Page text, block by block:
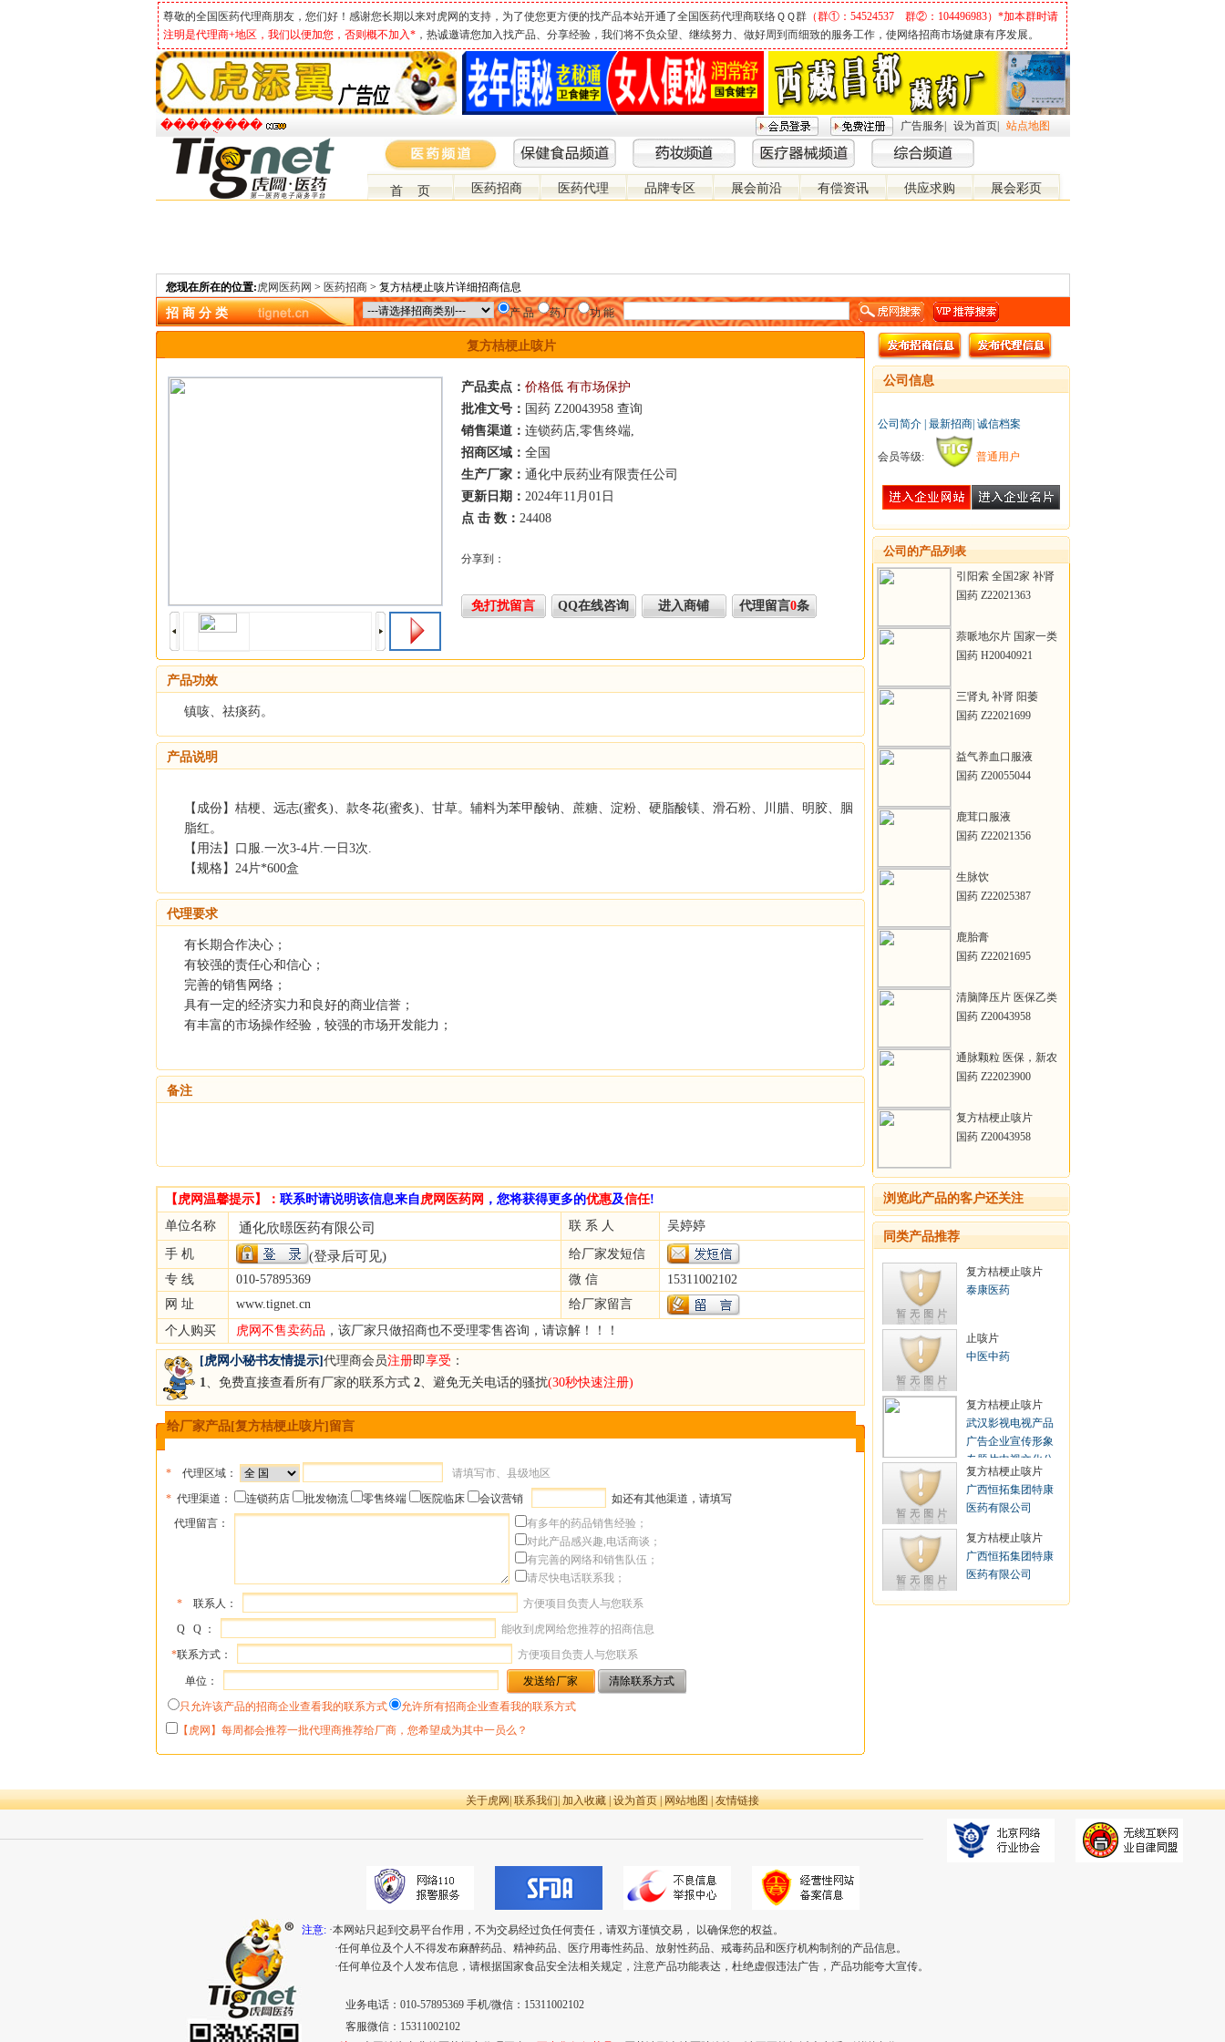
尊敬的全国医药代理商朋友，您们好！感谢您长期以来对虎网的支持，为了使您更方便的找产品本站开通了全国医药代理商联络ＱＱ群 （群①：54524537 群②：104496983）*加本群时请
注明是代理商+地区，我们以便加您，否则概不加入* ，热诚邀请您加入找产品、分享经验，我们将不负众望、继续努力、做好周到而细致的服务工作，使网络招商市场健康有序发展。
�����ֻ��� 广告服务| 设为首页| 站点地图
首 页 医药招商 医药代理 品牌专区 展会前沿 有偿资讯 供应求购 展会彩页
您现在所在的位置:虎网医药网 > 医药招商> 复方桔梗止咳片详细招商信息
招 商 分 类 产 品 药 厂 功 能
复方桔梗止咳片
产品卖点： 价格低 有市场保护
批准文号： 国药 Z20043958 查询
销售渠道： 连锁药店,零售终端,
招商区域： 全国
生产厂家： 通化中辰药业有限责任公司
更新日期： 2024年11月01日
点 击 数： 24408
分享到：
免打扰留言 QQ在线咨询 进入商铺 代理留言0条
产品功效
镇咳、祛痰药。
产品说明
【成份】桔梗、远志(蜜炙)、款冬花(蜜炙)、甘草。辅料为苯甲酸钠、蔗糖、淀粉、硬脂酸镁、滑石粉、川腊、明胶、胭
脂红。
【用法】口服.一次3-4片.一日3次.
【规格】24片*600盒
代理要求
有长期合作决心；
有较强的责任心和信心；
完善的销售网络；
具有一定的经济实力和良好的商业信誉；
有丰富的市场操作经验，较强的市场开发能力；
备注
【虎网温馨提示】： 联系时请说明该信息来自虎网医药网 ，您将获得更多的优惠及信任!
单位名称
通化欣暻医药有限公司 联 系 人 吴婷婷
手 机 (登录后可见)
给厂家发短信
专 线
010-57895369 微 信
15311002102
网 址
www.tignet.cn
给厂家留言
个人购买
虎网不售卖药品 ，该厂家只做招商也不受理零售咨询，请谅解！！！
[虎网小秘书友情提示]代理商会员注册即享受 ：
1、免费直接查看所有厂家的联系方式2、避免无关电话的骚扰(30秒快速注册)
给厂家产品[复方桔梗止咳片]留言
*代理区域：
请填写市、县级地区
*代理渠道： 连锁药店 批发物流 零售终端 医院临床 会议营销
如还有其他渠道，请填写
代理留言：
有多年的药品销售经验；
对此产品感兴趣,电话商谈；
有完善的网络和销售队伍；
请尽快电话联系我；
*联系人：
方便项目负责人与您联系
Q Q ：
能收到虎网给您推荐的招商信息
*联系方式： 方便项目负责人与您联系
单位：
只允许该产品的招商企业查看我的联系方式
允许所有招商企业查看我的联系方式
【虎网】每周都会推荐一批代理商推荐给厂商，您希望成为其中一员么？
公司信息
公司简介| 最新招商| 诚信档案
会员等级: 普通用户
公司的产品列表
引阳索 全国2家 补肾
壮阳
国药 Z22021363
萘哌地尔片 国家一类
新药 国家医保
国药 H20040921
三肾丸 补肾 阳萎
国药 Z22021699
益气养血口服液
国药 Z20055044
鹿茸口服液
国药 Z22021356
生脉饮
国药 Z22025387
鹿胎膏
国药 Z22021695
清脑降压片 医保乙类
国药 Z20043958
通脉颗粒 医保，新农
合
国药 Z22023900
复方桔梗止咳片
国药 Z20043958
浏览此产品的客户还关注
同类产品推荐
复方桔梗止咳片
泰康医药
止咳片
中医中药
复方桔梗止咳片
武汉影视电视产品
广告企业宣传形象
专题片中视文化公
司
复方桔梗止咳片
广西恒拓集团特康
医药有限公司
复方桔梗止咳片
广西恒拓集团特康
医药有限公司
关于虎网|联系我们|加入收藏|设为首页|网站地图|友情链接
注意:·本网站只起到交易平台作用，不为交易经过负任何责任，请双方谨慎交易， 以确保您的权益。
·任何单位及个人不得发布麻醉药品、精神药品、医疗用毒性药品、放射性药品、戒毒药品和医疗机构制剂的产品信息。
·任何单位及个人发布信息，请根据国家食品安全法相关规定，注意产品功能表达，杜绝虚假违法广告，产品功能夸大宣传。
业务电话：010-57895369 手机/微信：15311002102
客服微信：15311002102